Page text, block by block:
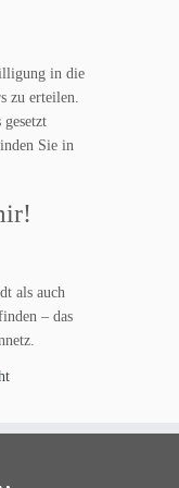
in die
zu erteilen.
Sie in
als auch
– das